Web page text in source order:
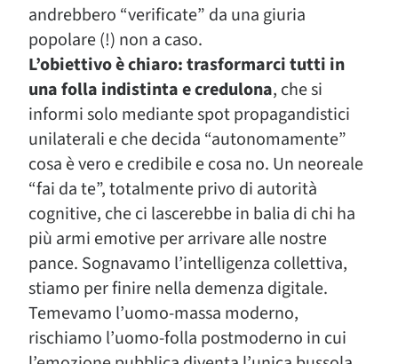
andrebbero “verificate” da una giuria
popolare (!) non a caso.
L’obiettivo è chiaro: trasformarci tutti in
una folla indistinta e credulona, che si
informi solo mediante spot propagandistici
unilaterali e che decida “autonomamente”
cosa è vero e credibile e cosa no. Un neoreale
“fai da te”, totalmente privo di autorità
cognitive, che ci lascerebbe in balia di chi ha
più armi emotive per arrivare alle nostre
pance. Sognavamo l’intelligenza collettiva,
stiamo per finire nella demenza digitale.
Temevamo l’uomo-massa moderno,
rischiamo l’uomo-folla postmoderno in cui